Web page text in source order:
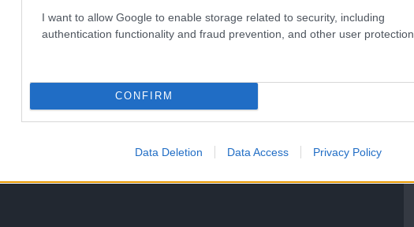
I want to allow Google to enable storage related to security, including
authentication functionality and fraud prevention, and other user protection.
CONFIRM
Data Deletion Data Access Privacy Policy